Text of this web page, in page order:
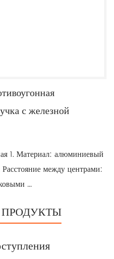
с железной
1. Материал: алюминиевый
между центрами:
...